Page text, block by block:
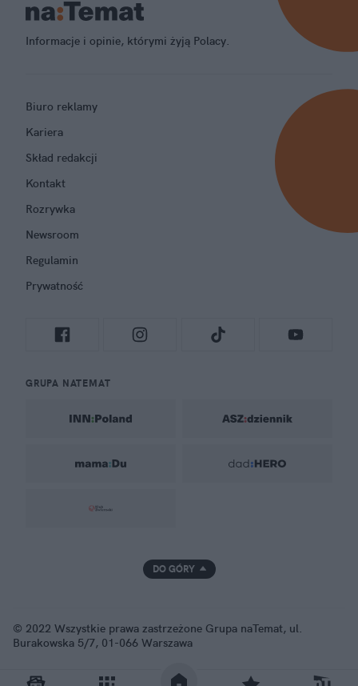
Informacje i opinie, którymi żyją Polacy.
Biuro reklamy
Kariera
Skład redakcji
Kontakt
Rozrywka
Newsroom
Regulamin
Prywatność
GRUPA NATEMAT
DO GÓRY
© 2022 Wszystkie prawa zastrzeżone Grupa naTemat, ul.
Burakowska 5/7, 01-066 Warszawa